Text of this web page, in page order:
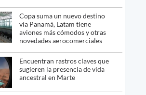
Copa suma un nuevo destino
vía Panamá, Latam tiene
aviones más cómodos y otras
novedades aerocomerciales
Encuentran rastros claves que
sugieren la presencia de vida
ancestral en Marte